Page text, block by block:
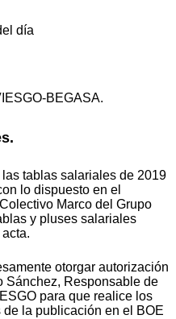
día
BEGASA.
tablas salariales de 2019
lo dispuesto en el
Marco del Grupo
y pluses salariales
otorgar autorización
Sánchez, Responsable de
para que realice los
la publicación en el BOE